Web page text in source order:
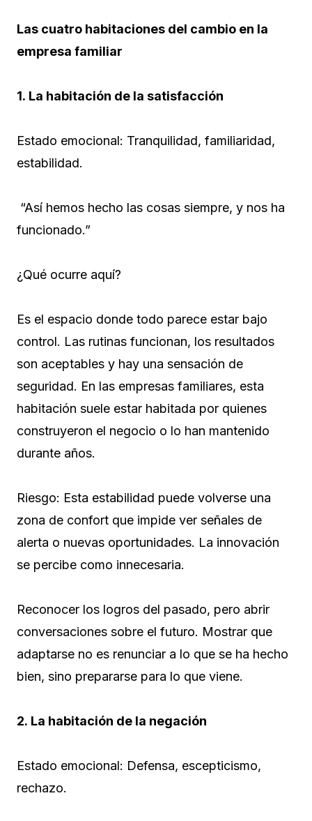
Las cuatro habitaciones del cambio en la
empresa familiar
1. La habitación de la satisfacción
Estado emocional: Tranquilidad, familiaridad,
estabilidad.
“Así hemos hecho las cosas siempre, y nos ha
funcionado.”
¿Qué ocurre aquí?
Es el espacio donde todo parece estar bajo
control. Las rutinas funcionan, los resultados
son aceptables y hay una sensación de
seguridad. En las empresas familiares, esta
habitación suele estar habitada por quienes
construyeron el negocio o lo han mantenido
durante años.
Riesgo: Esta estabilidad puede volverse una
zona de confort que impide ver señales de
alerta o nuevas oportunidades. La innovación
se percibe como innecesaria.
Reconocer los logros del pasado, pero abrir
conversaciones sobre el futuro. Mostrar que
adaptarse no es renunciar a lo que se ha hecho
bien, sino prepararse para lo que viene.
2. La habitación de la negación
Estado emocional: Defensa, escepticismo,
rechazo.